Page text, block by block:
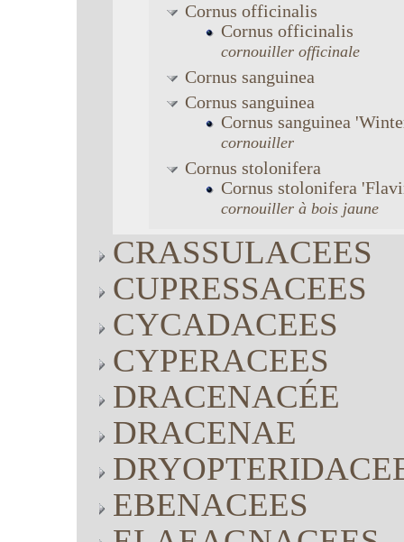
Cornus officinalis
Cornus officinalis
cornouiller officinale
Cornus sanguinea
Cornus sanguinea
Cornus sanguinea
cornouiller
Cornus stolonifera
Cornus stolonifera
cornouiller à bois jaune
CRASSULACEES
CUPRESSACEES
CYCADACEES
CYPERACEES
DRACENACÉE
DRACENAE
EBENACEES